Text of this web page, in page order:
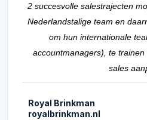
2 succesvolle salestrajecten
Nederlandstalige team en
om hun internationale
accountmanagers), te
sales
Royal Brinkman
royalbrinkman.nl